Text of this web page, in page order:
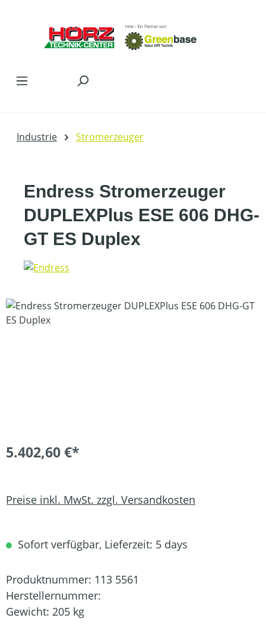
Industrie Stromerzeuger
Endress Stromerzeuger
DUPLEXPlus ESE 606 DHG-
GT ES Duplex
Bildergalerie überspringen
5.402,60 €*
Preise inkl. MwSt. zzgl. Versandkosten
Sofort verfügbar, Lieferzeit: 5 days
Produktnummer: 113 5561
Herstellernummer:
Gewicht: 205 kg